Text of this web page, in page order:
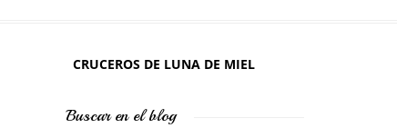
CRUCEROS DE LUNA DE MIEL
Buscar en el blog